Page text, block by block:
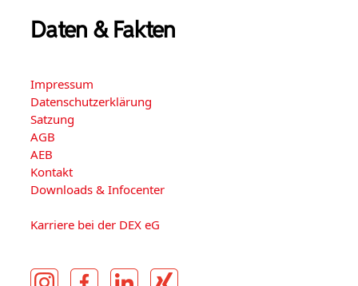
Daten & Fakten
Impressum
Datenschutzerklärung
Satzung
AGB
AEB
Kontakt
Downloads & Infocenter
Karriere bei der DEX eG